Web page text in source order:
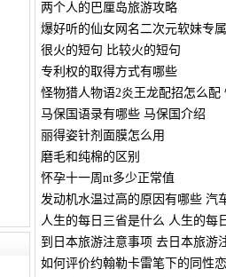
两个人的巴厘岛旅游攻略
爆好听的仙女网名二次元软妹专
很火的短句 比较火的短句
专利权的取得方式有哪些
怪物猎人物语2炎王龙配招怎么配
马保国语录有哪些 马保国介绍
丽得姿针剂面膜怎么用
磨毛和纯棉的区别
怀孕十一周nt多少正常值
发动机水温过高的原因有哪些 汽
人生的每日三省是什么 人生的每
到日本旅游注意事项 去日本旅游
如何评价约翰勒卡雷笔下的同性